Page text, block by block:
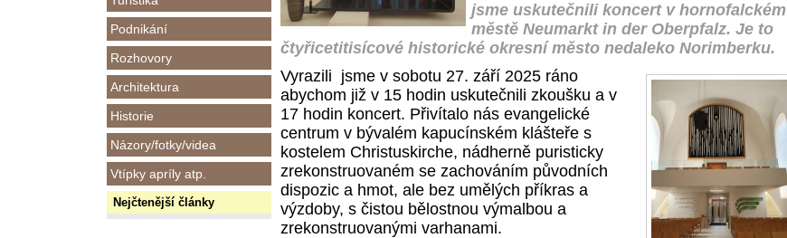
Podnikání
Rozhovory
Architektura
Historie
Názory/fotky/videa
Vtípky apríly atp.
Nejčtenější články
jsme uskutečnili koncert v hornofalckém
městě Neumarkt in der Oberpfalz. Je to
čtyřicetitisícové historické okresní město nedaleko Norimberku.
Vyrazili jsme v sobotu 27. září 2025 ráno
abychom již v 15 hodin uskutečnili zkoušku a v
17 hodin koncert. Přivítalo nás evangelické
centrum v bývalém kapucínském klášteře s
kostelem Christuskirche, nádherně puristicky
zrekonstruovaném se zachováním původních
dispozic a hmot, ale bez umělých příkras a
výzdoby, s čistou bělostnou výmalbou a
zrekonstruovanými varhanami.